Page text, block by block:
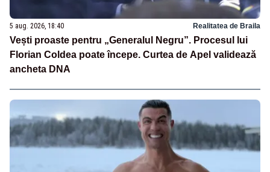
5 aug. 2026, 18:40 Realitatea de Braila
Vești proaste pentru „Generalul Negru”. Procesul lui
Florian Coldea poate începe. Curtea de Apel validează
ancheta DNA